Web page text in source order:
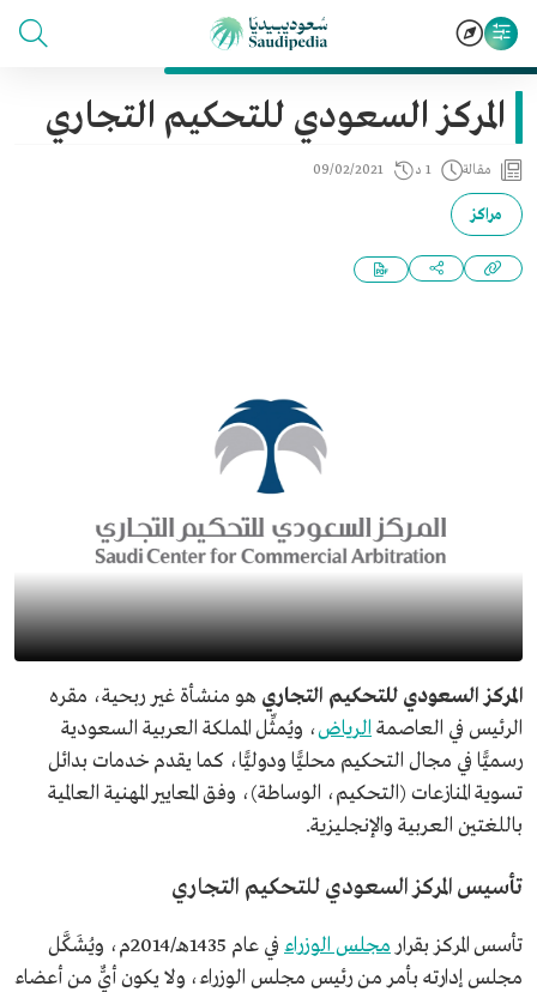
المركز السعودي للتحكيم التجاري
مقالة 1 د 09/02/2021
مراكز
المركز السعودي للتحكيم التجاري هو منشأة غير ربحية، مقره
الرئيس في العاصمة الرياض، ويُمثِّل المملكة العربية السعودية
رسميًّا في مجال التحكيم محليًّا ودوليًّا، كما يقدم خدمات بدائل
تسوية المنازعات (التحكيم، الوساطة)، وفق المعايير المهنية العالمية
باللغتين العربية والإنجليزية.
تأسيس المركز السعودي للتحكيم التجاري
تأسس المركز بقرار مجلس الوزراء
في عام 1435هـ/2014م، ويُشَكَّل
مجلس إدارته بأمر من رئيس مجلس الوزراء، ولا يكون أيٌّ من أعضاء